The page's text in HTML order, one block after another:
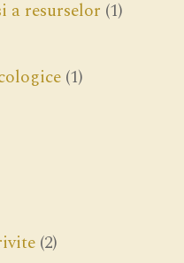
a resurselor (1)
(1)
(2)